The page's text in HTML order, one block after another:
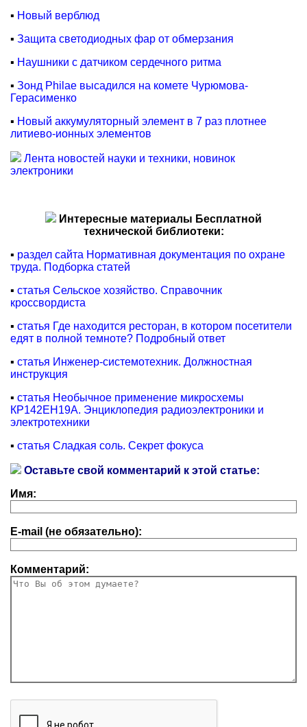
▪ Новый верблюд
▪ Защита светодиодных фар от обмерзания
▪ Наушники с датчиком сердечного ритма
▪ Зонд Philae высадился на комете Чурюмова-
Герасименко
▪ Новый аккумуляторный элемент в 7 раз плотнее
литиево-ионных элементов
Лента новостей науки и техники, новинок
электроники
Интересные материалы Бесплатной
технической библиотеки:
▪ раздел сайта Нормативная документация по охране
труда. Подборка статей
▪ статья Сельское хозяйство. Справочник
кроссвордиста
▪ статья Где находится ресторан, в котором посетители
едят в полной темноте? Подробный ответ
▪ статья Инженер-системотехник. Должностная
инструкция
▪ статья Необычное применение микросхемы
КР142ЕН19А. Энциклопедия радиоэлектроники и
электротехники
▪ статья Сладкая соль. Секрет фокуса
Оставьте свой комментарий к этой статье:
Имя:
E-mail (не обязательно):
Комментарий: